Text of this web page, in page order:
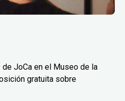
de JoCa en el Museo de la
gratuita sobre